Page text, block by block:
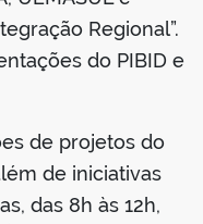
Regional”.
do PIBID e
de projetos do
de iniciativas
das 8h às 12h,